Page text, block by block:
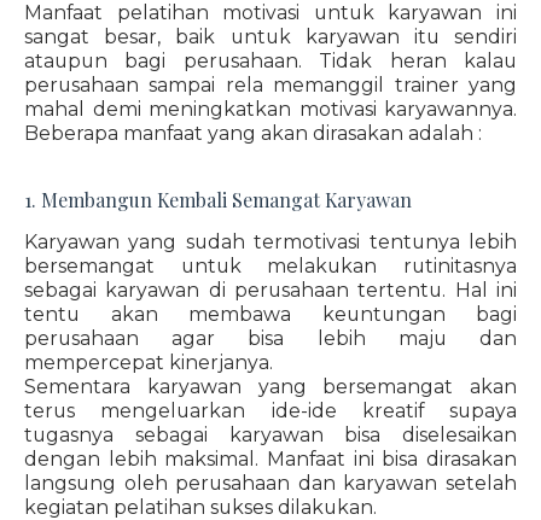
Manfaat pelatihan motivasi untuk karyawan ini
sangat besar, baik untuk karyawan itu sendiri
ataupun bagi perusahaan. Tidak heran kalau
perusahaan sampai rela memanggil trainer yang
mahal demi meningkatkan motivasi karyawannya.
Beberapa manfaat yang akan dirasakan adalah :
1. Membangun Kembali Semangat Karyawan
Karyawan yang sudah termotivasi tentunya lebih
bersemangat untuk melakukan rutinitasnya
sebagai karyawan di perusahaan tertentu. Hal ini
tentu akan membawa keuntungan bagi
perusahaan agar bisa lebih maju dan
mempercepat kinerjanya.
Sementara karyawan yang bersemangat akan
terus mengeluarkan ide-ide kreatif supaya
tugasnya sebagai karyawan bisa diselesaikan
dengan lebih maksimal. Manfaat ini bisa dirasakan
langsung oleh perusahaan dan karyawan setelah
kegiatan pelatihan sukses dilakukan.